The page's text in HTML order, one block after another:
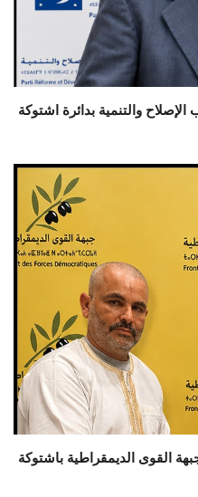
والتنمية بدائرة اشتوكة
القوى الديمقراطية باشتوكة